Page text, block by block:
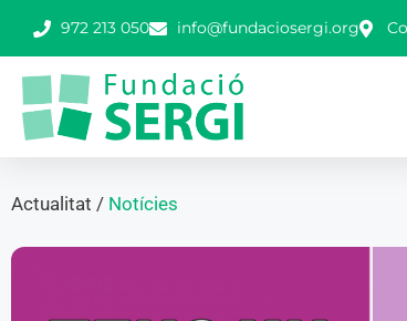
972 213 050 info@fundaciosergi.org
Actualitat / Notícies